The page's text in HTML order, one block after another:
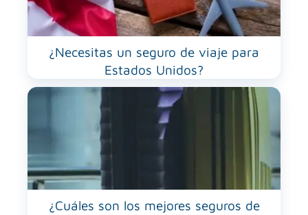
¿Necesitas un seguro de viaje para
Estados Unidos?
¿Cuáles son los mejores seguros de